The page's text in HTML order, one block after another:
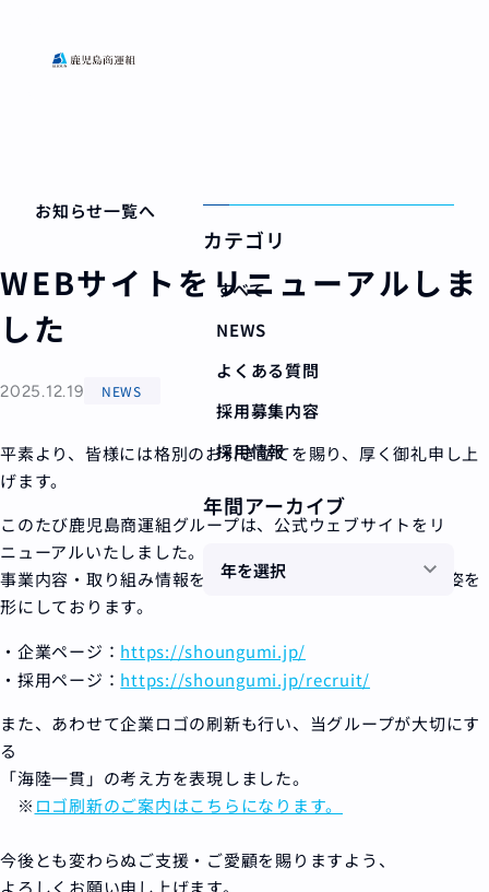
お知らせ一覧へ
WEBサイトをリニューアルしま
した
2025.12.19 NEWS
平素より、皆様には格別のお引き立てを賜り、厚く御礼申し上
げます。
このたび鹿児島商運組グループは、公式ウェブサイトをリ
ニューアルいたしました。
事業内容・取り組み情報を整理し、私たちが目指す企業の姿を
形にしております。
・企業ページ： https://shoungumi.jp/
・採用ページ： https://shoungumi.jp/recruit/
また、あわせて企業ロゴの刷新も行い、当グループが大切にす
る
「海陸一貫」の考え方を表現しました。
※ ロゴ刷新のご案内はこちらになります。
今後とも変わらぬご支援・ご愛顧を賜りますよう、
よろしくお願い申し上げます。
カテゴリ
すべて
NEWS
よくある質問
採用募集内容
採用情報
年間アーカイブ